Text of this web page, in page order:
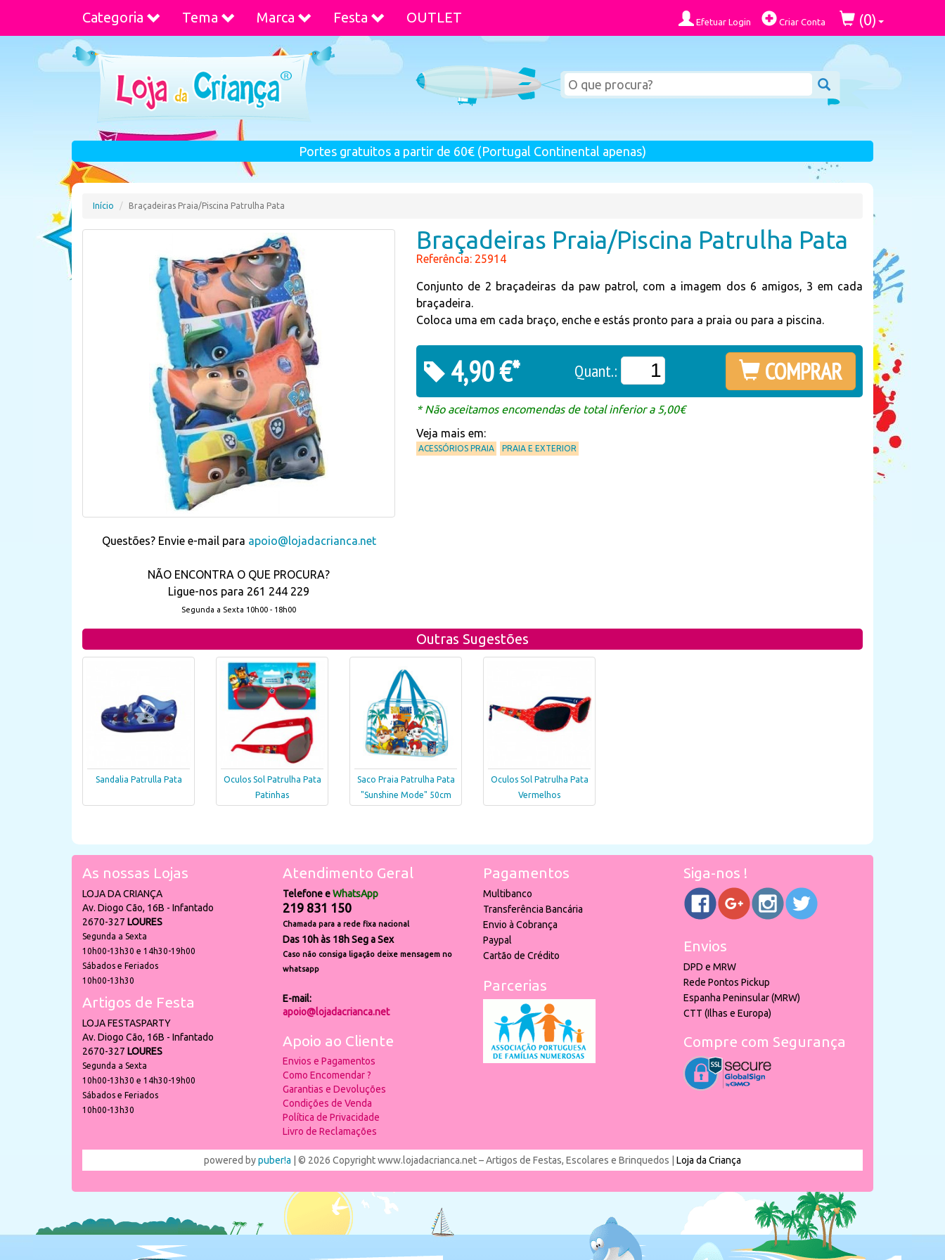
Categoria Tema Marca Festa OUTLET Efetuar Login Criar Conta (0)
Portes gratuitos a partir de 60€ (Portugal Continental apenas)
Início Braçadeiras Praia/Piscina Patrulha Pata
Questões? Envie e-mail para apoio@lojadacrianca.net
NÃO ENCONTRA O QUE PROCURA?
Ligue-nos para 261 244 229
Segunda a Sexta 10h00 - 18h00
Braçadeiras Praia/Piscina Patrulha Pata
Referência: 25914
Conjunto de 2 braçadeiras da paw patrol, com a imagem dos 6 amigos, 3 em cada
braçadeira.
Coloca uma em cada braço, enche e estás pronto para a praia ou para a piscina.
4,90 €* Quant.: COMPRAR
* Não aceitamos encomendas de total inferior a 5,00€
Veja mais em:
ACESSÓRIOS PRAIA PRAIA E EXTERIOR
Outras Sugestões
Sandalia Patrulla Pata
Oculos Sol Patrulha Pata
Patinhas
Saco Praia Patrulha Pata
"Sunshine Mode" 50cm
Oculos Sol Patrulha Pata
Vermelhos
As nossas Lojas
LOJA DA CRIANÇA
Av. Diogo Cão, 16B - Infantado
2670-327 LOURES
Segunda a Sexta
10h00-13h30 e 14h30-19h00
Sábados e Feriados
10h00-13h30
Artigos de Festa
LOJA FESTASPARTY
Av. Diogo Cão, 16B - Infantado
2670-327 LOURES
Segunda a Sexta
10h00-13h30 e 14h30-19h00
Sábados e Feriados
10h00-13h30
Atendimento Geral
Telefone eWhatsApp
219 831 150
Chamada para a rede fixa nacional
Das 10h às 18h Seg a Sex
Caso não consiga ligação deixe mensagem no
whatsapp
E-mail:
apoio@lojadacrianca.net
Apoio ao Cliente
Envios e Pagamentos
Como Encomendar ?
Garantias e Devoluções
Condições de Venda
Política de Privacidade
Livro de Reclamações
Pagamentos
Multibanco
Transferência Bancária
Envio à Cobrança
Paypal
Cartão de Crédito
Parcerias
Siga-nos !
Envios
DPD e MRW
Rede Pontos Pickup
Espanha Peninsular (MRW)
CTT (Ilhas e Europa)
Compre com Segurança
powered bypuber!a | © 2026 Copyright www.lojadacrianca.net – Artigos de Festas, Escolares e Brinquedos | Loja da Criança